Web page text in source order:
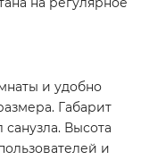
и удобно
Габарит
Высота
и